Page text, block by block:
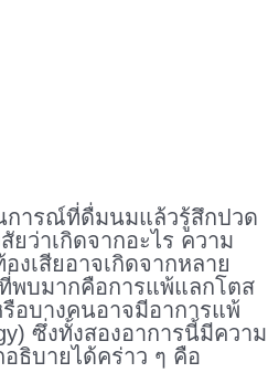
การณ์ที่ดื่มนมแล้วรู้สึกปวด
ยว่าเกิดจากอะไร ความ
งเสียอาจเกิดจากหลาย
พบมากคือการแพ้แลกโตส
รือบางคนอาจมีอาการแพ้
ซึ่งทั้งสองอาการนี้มีความ
ธิบายได้คร่าว ๆ คือ